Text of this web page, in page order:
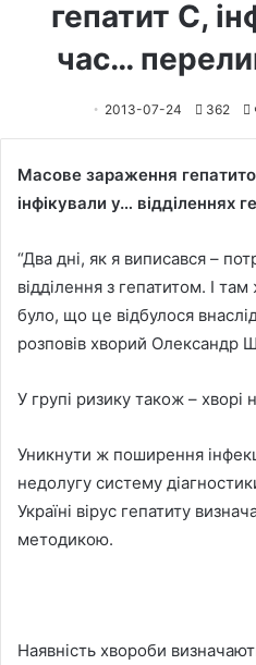
гепатит С,
час…
2013-07-24 362
Масове зараження
інфікували у… відділеннях
“Два дні, як я виписався –
відділення з гепатитом. І
було, що це відбулося
розповів хворий Олександр
У групі ризику також – хворі
Уникнути ж поширення
недолугу систему
Україні вірус гепатиту
методикою.
Наявність хвороби